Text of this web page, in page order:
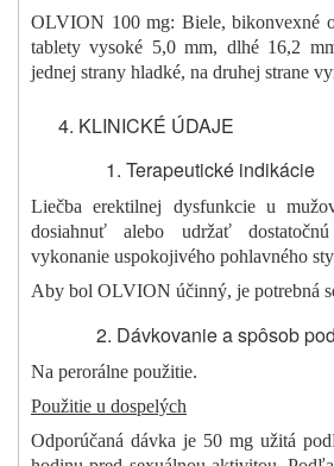
OLVION 100 mg: Biele, bikonvexné
tablety vysoké 5,0 mm, dlhé 16,2
jednej strany hladké, na druhej strane
KLINICKÉ ÚDAJE
Terapeutické indikácie
Liečba erektilnej dysfunkcie u
dosiahnuť alebo udržať
vykonanie uspokojivého pohlavného
Aby bol OLVION účinný, je potrebná
Dávkovanie a spôsob
Na perorálne použitie.
Použitie u dospelých
Odporúčaná dávka je 50 mg užitá